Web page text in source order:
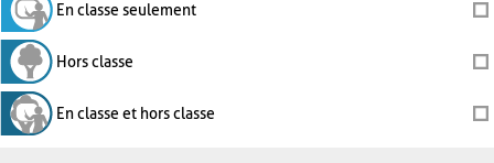
En classe seulement
Hors classe
En classe et hors classe